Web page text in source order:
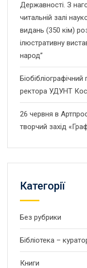
Державності. З
читальній залі
видань (350 кім)
ілюстративну
народ”
ректора УДУНТ
26 червня в
творчий захід
Категорії
Без рубрики
Бібліотека –
Книги